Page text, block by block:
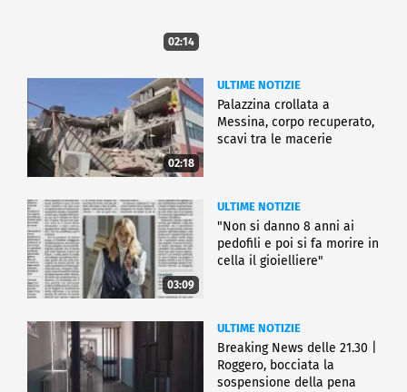
02:14
02:18
ULTIME NOTIZIE
Palazzina crollata a
Messina, corpo recuperato,
scavi tra le macerie
03:09
ULTIME NOTIZIE
"Non si danno 8 anni ai
pedofili e poi si fa morire in
cella il gioielliere"
ULTIME NOTIZIE
Breaking News delle 21.30 |
Roggero, bocciata la
sospensione della pena